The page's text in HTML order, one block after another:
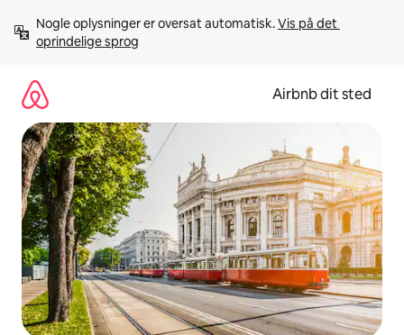
videre
Nogle oplysninger er oversat automatisk. Vis på det
oprindelige sprog
Airbnb dit sted